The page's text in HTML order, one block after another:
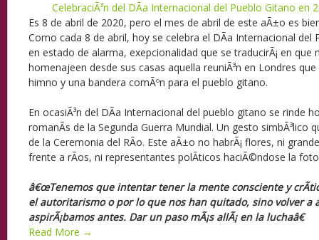
CelebraciÃ³n del DÃ­a Internacional del Pueblo Gitano en
Es 8 de abril de 2020, pero el mes de abril de este aÃ±o es
Como cada 8 de abril, hoy se celebra el DÃ­a Internacional del
en estado de alarma, exepcionalidad que se traducirÃ¡ en que
homenajeen desde sus casas aquella reuniÃ³n en Londres
himno y una bandera comÃºn para el pueblo gitano.
En ocasiÃ³n del DÃ­a Internacional del pueblo gitano se rinde
romanÃ­s de la Segunda Guerra Mundial. Un gesto simbÃ³lico
de la Ceremonia del RÃ­o. Este aÃ±o no habrÃ¡ flores, ni
frente a rÃ­os, ni representantes polÃ­ticos haciÃ©ndose la
â€œTenemos que intentar tener la mente consciente y
el autoritarismo o por lo que nos han quitado, sino volver a
aspirÃ¡bamos antes. Dar un paso mÃ¡s allÃ¡ en la luchaâ€
Read More →